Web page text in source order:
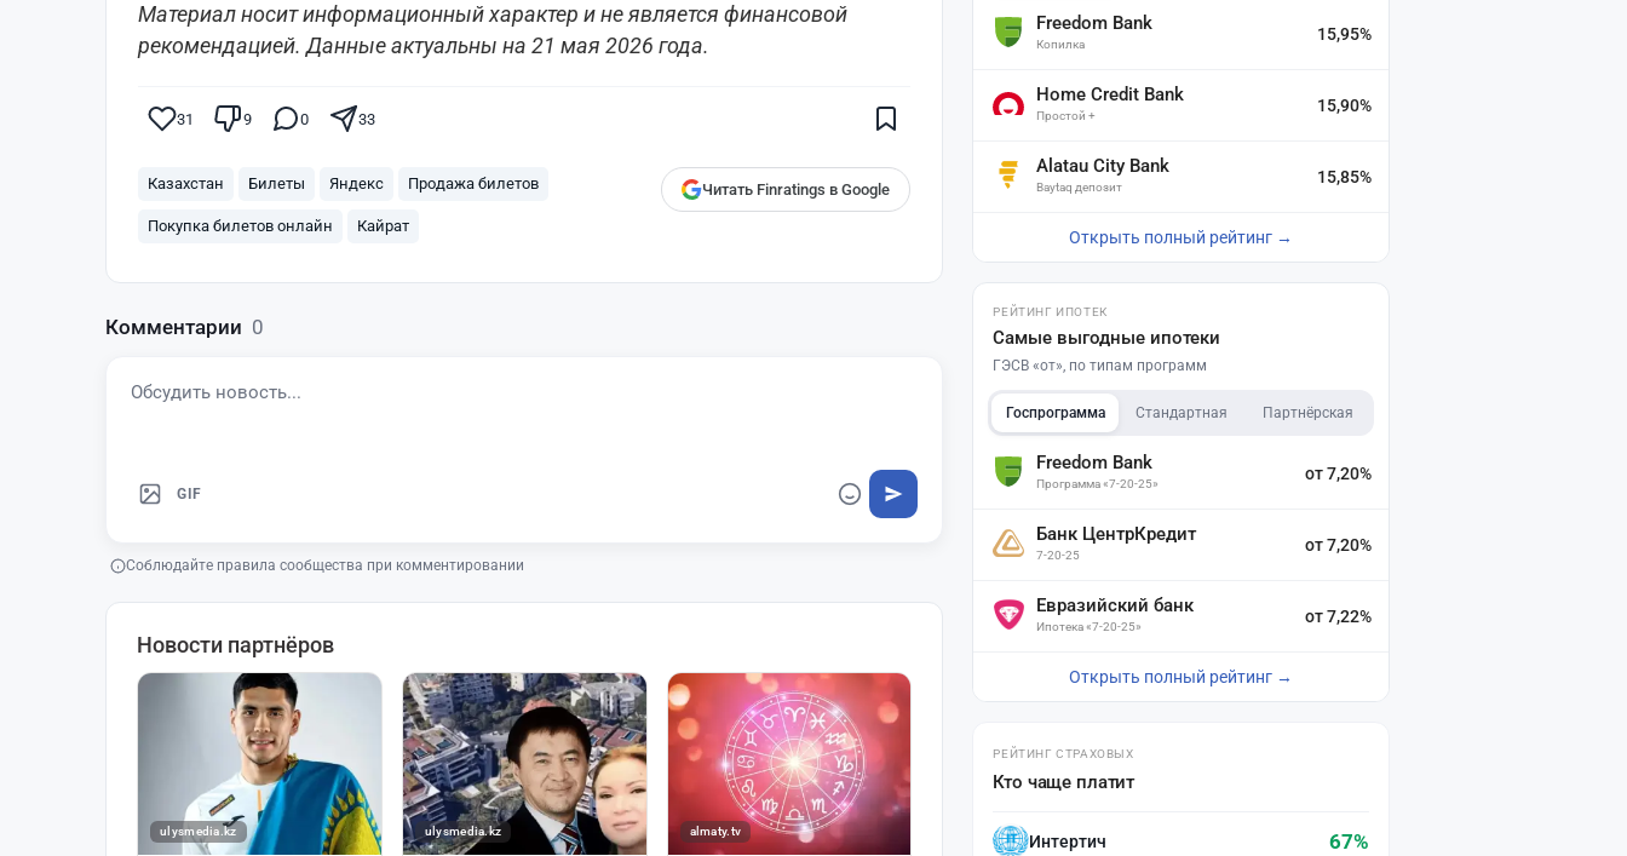
Материал носит информационный характер и не является финансовой
рекомендацией. Данные актуальны на 21 мая 2026 года.
31 9 0 33
Казахстан Билеты Яндекс Продажа билетов
Покупка билетов онлайн Кайрат
Читать Finratings в Google
Поставьте галочку рядом с
Finratings.kz— и наши материалы
Комментарии 0
GIF
Соблюдайте правила сообщества при комментировании
Freedom Bank
Копилка
15,95%
Home Credit Bank
Простой +
15,90%
Alatau City Bank
Baytaq депозит
15,85%
Открыть полный рейтинг →
РЕЙТИНГ ИПОТЕК
Самые выгодные ипотеки
ГЭСВ «от», по типам программ
Госпрограмма Стандартная Партнёрская
Freedom Bank
Программа «7-20-25»
от 7,20%
Банк ЦентрКредит
7-20-25
от 7,20%
Евразийский банк
Ипотека «7-20-25»
от 7,22%
Открыть полный рейтинг →
РЕЙТИНГ СТРАХОВЫХ
Кто чаще платит
Интертич 67%